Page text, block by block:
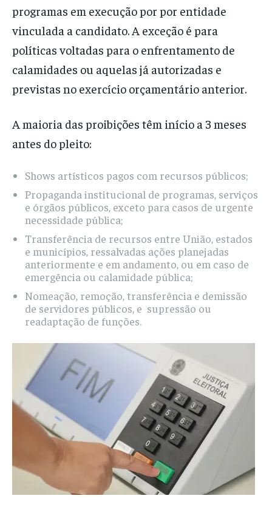
programas em execução por por entidade
vinculada a candidato. A exceção é para
políticas voltadas para o enfrentamento de
calamidades ou aquelas já autorizadas e
previstas no exercício orçamentário anterior.
A maioria das proibições têm início a 3 meses
antes do pleito:
Shows artísticos pagos com recursos públicos;
Propaganda institucional de programas, serviços
e órgãos públicos, exceto para casos de urgente
necessidade pública;
Transferência de recursos entre União, estados
e municípios, ressalvadas ações planejadas
anteriormente e em andamento, ou em caso de
emergência ou calamidade pública;
Nomeação, remoção, transferência e demissão
de servidores públicos, e supressão ou
readaptação de funções.